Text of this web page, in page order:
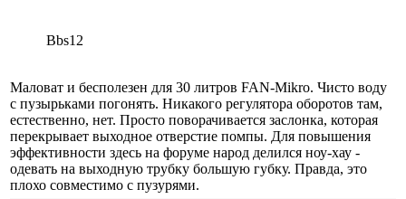
Bbs12
Маловат и бесполезен для 30 литров FAN-Mikro. Чисто воду
с пузырьками погонять. Никакого регулятора оборотов там,
естественно, нет. Просто поворачивается заслонка, которая
перекрывает выходное отверстие помпы. Для повышения
эффективности здесь на форуме народ делился ноу-хау -
одевать на выходную трубку большую губку. Правда, это
плохо совместимо с пузурями.